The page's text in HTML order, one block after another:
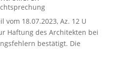
vom 18.07.2023, Az. 12 U
Haftung des Architekten bei
bestätigt. Die